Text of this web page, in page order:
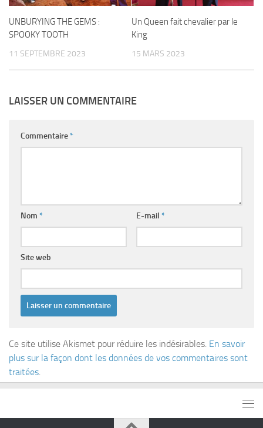
UNBURYING THE GEMS :
SPOOKY TOOTH
11 SEPTEMBRE 2023
Un Queen fait chevalier par le
King
15 MARS 2023
LAISSER UN COMMENTAIRE
Commentaire*
Nom * E-mail *
Site web
Ce site utilise Akismet pour réduire les indésirables. En savoir
plus sur la façon dont les données de vos commentaires sont
traitées.